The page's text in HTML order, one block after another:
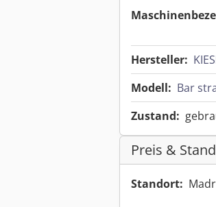
Hersteller:
Modell: Bar
Zustand:
Preis &
Standort: